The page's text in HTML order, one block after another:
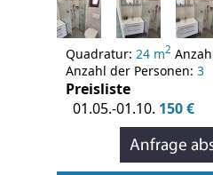
Quadratur: 24 m2
Anzahl der Personen: 3
Preisliste
01.05.-01.10. 150 €